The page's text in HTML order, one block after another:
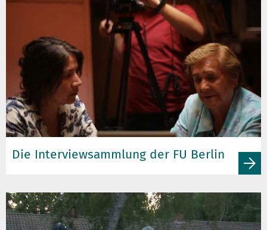
Die Interviewsammlung der FU Berlin